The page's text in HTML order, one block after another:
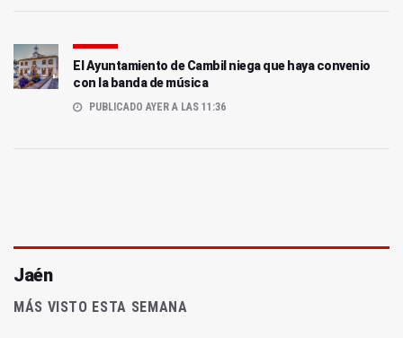
El Ayuntamiento de Cambil niega que haya convenio
con la banda de música
PUBLICADO AYER A LAS 11:36
Jaén
MÁS VISTO ESTA SEMANA